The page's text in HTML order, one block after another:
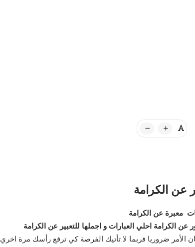
عن الكرامة
معبرة عن الكرامة
عن الكرامة احلي العبارات و اجملها للتعبير عن الكرامة
الأمر ضروريا فربما لا تأتيك الفرصة كي ترفع رأسك مرة اخري